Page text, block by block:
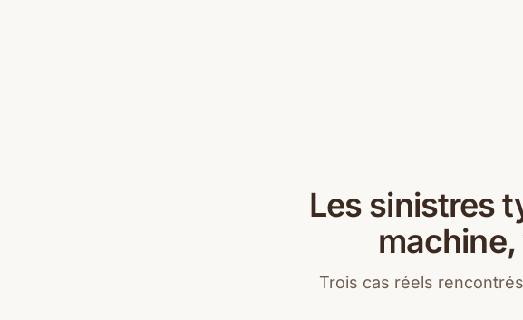
Les sinistres
Trois cas réels